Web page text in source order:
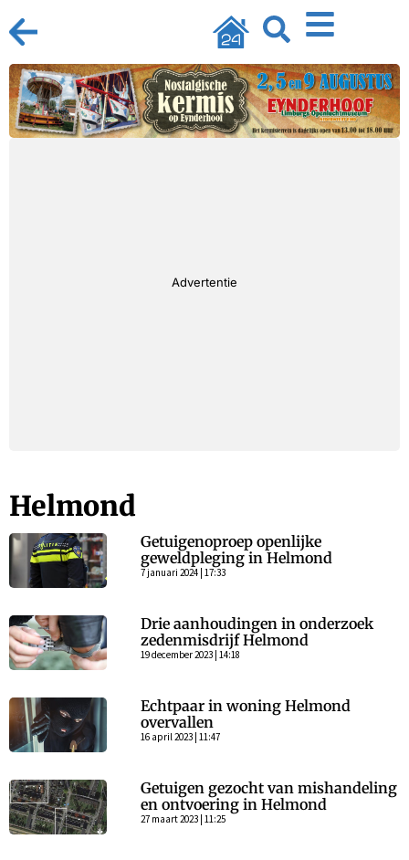
Advertentie
Helmond
Getuigenoproep openlijke
geweldpleging in Helmond
7 januari 2024 | 17:33
Drie aanhoudingen in onderzoek
zedenmisdrijf Helmond
19 december 2023 | 14:18
Echtpaar in woning Helmond
overvallen
16 april 2023 | 11:47
Getuigen gezocht van mishandeling
en ontvoering in Helmond
27 maart 2023 | 11:25